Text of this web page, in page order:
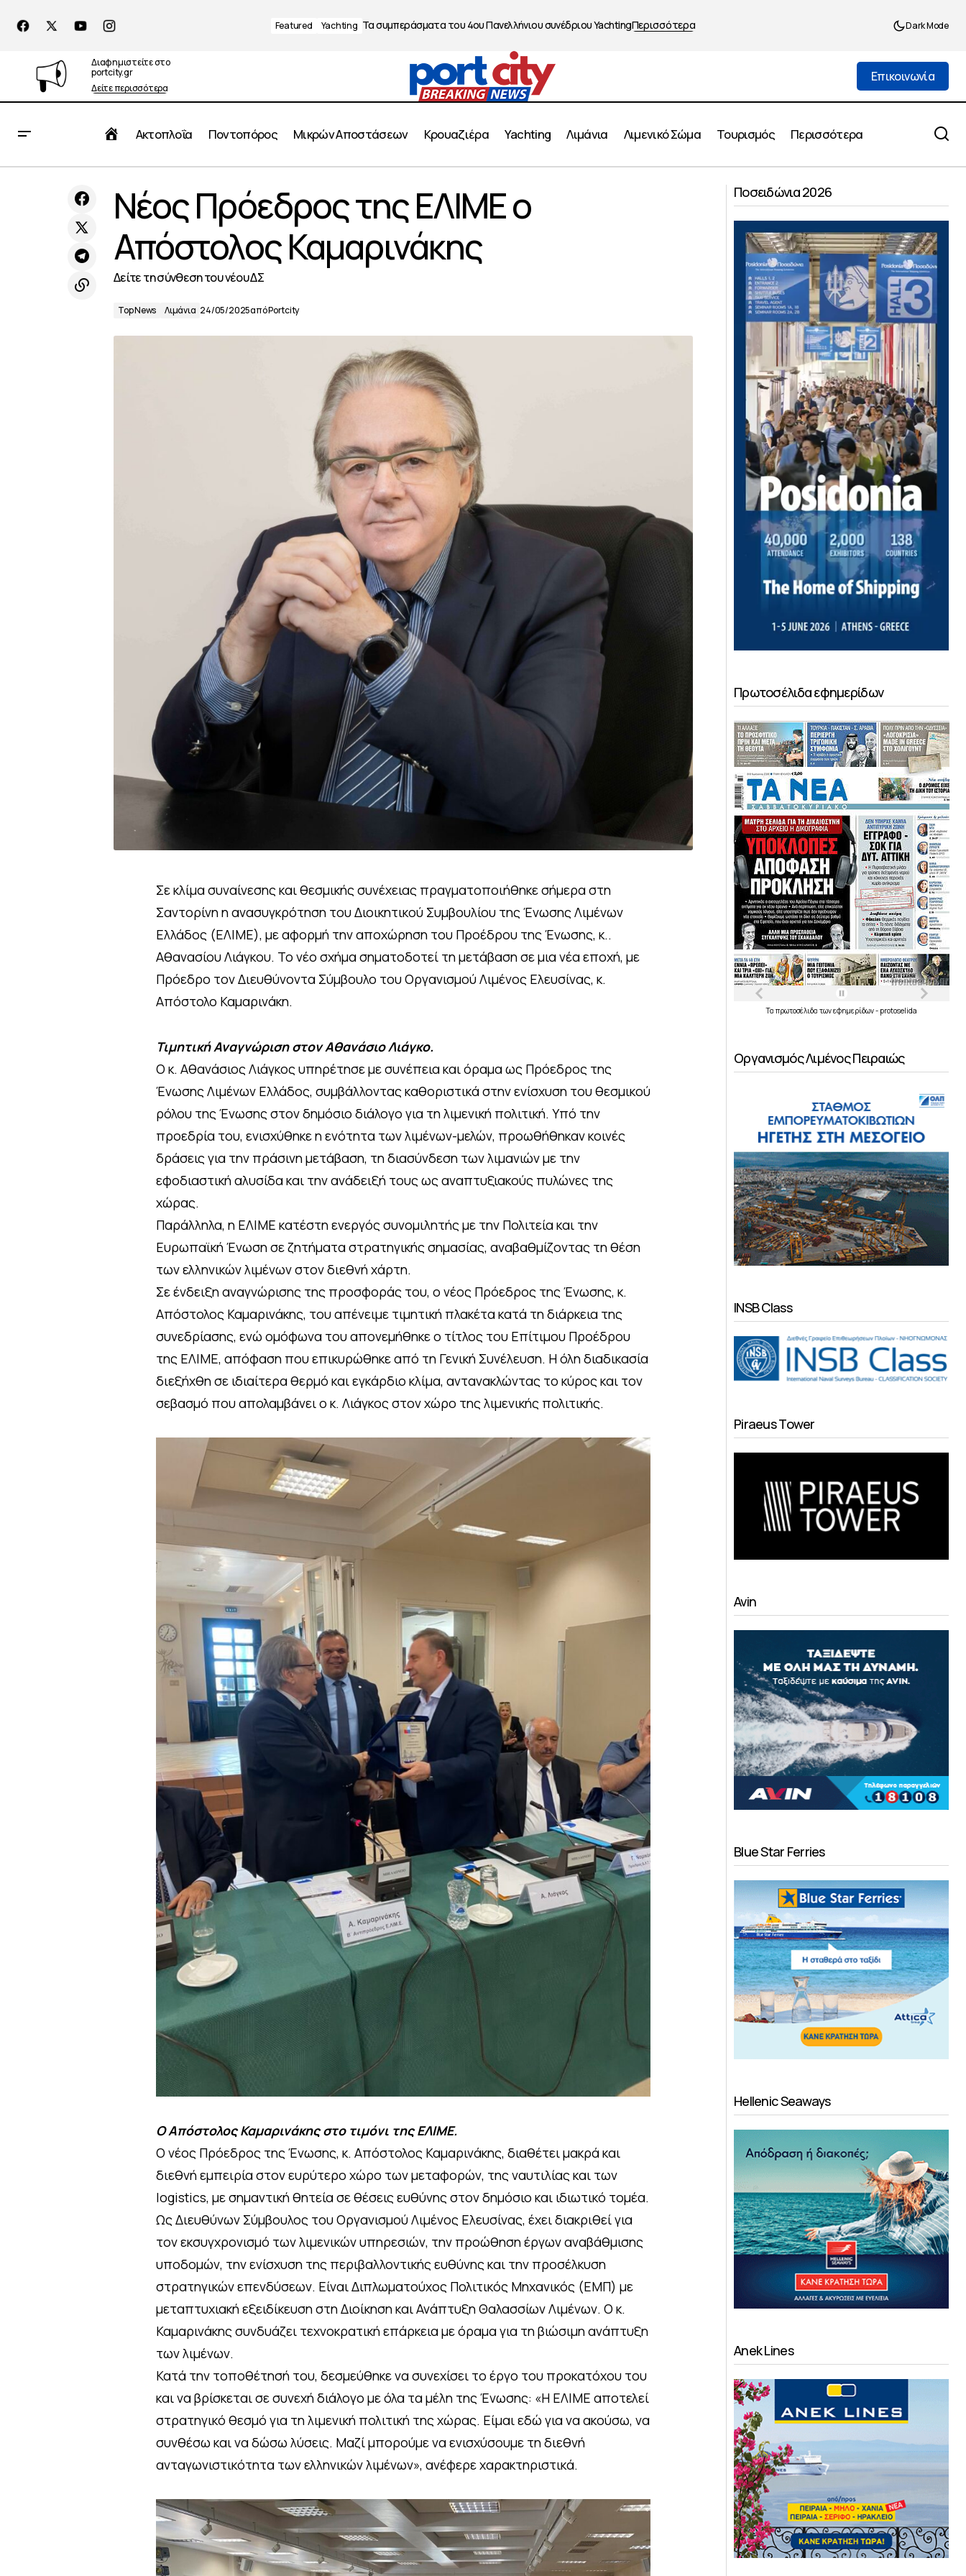
Featured Yachting Τα συμπεράσματα του 4ου Πανελλήνιου συνέδριου YachtingΠερισσότερα Dark Mode
Διαφημιστείτε στο
portcity.gr
Δείτε περισσότερα
Επικοινωνία
Αρχική
Ακτοπλοΐα Ποντοπόρος Μικρών Αποστάσεων Κρουαζιέρα Yachting Λιμάνια Λιμενικό Σώμα Τουρισμός Περισσότερα
προσάραξε σε κήπο σπιτιού
για το κυκλοφοριακό του Πειραιά
Νέος Πρόεδρος της ΕΛΙΜΕ ο
Απόστολος Καμαρινάκης
Δείτε τη σύνθεση του νέου ΔΣ
Top News Λιμάνια 24/05/2025απόPortcity
Σε κλίμα συναίνεσης και θεσμικής συνέχειας πραγματοποιήθηκε σήμερα στη
Σαντορίνη η ανασυγκρότηση του Διοικητικού Συμβουλίου της Ένωσης Λιμένων
Ελλάδος (ΕΛΙΜΕ), με αφορμή την αποχώρηση του Προέδρου της Ένωσης, κ..
Αθανασίου Λιάγκου. Το νέο σχήμα σηματοδοτεί τη μετάβαση σε μια νέα εποχή, με
Πρόεδρο τον Διευθύνοντα Σύμβουλο του Οργανισμού Λιμένος Ελευσίνας, κ.
Απόστολο Καμαρινάκη.
Τιμητική Αναγνώριση στον Αθανάσιο Λιάγκο.
Ο κ. Αθανάσιος Λιάγκος υπηρέτησε με συνέπεια και όραμα ως Πρόεδρος της
Ένωσης Λιμένων Ελλάδος, συμβάλλοντας καθοριστικά στην ενίσχυση του θεσμικού
ρόλου της Ένωσης στον δημόσιο διάλογο για τη λιμενική πολιτική. Υπό την
προεδρία του, ενισχύθηκε η ενότητα των λιμένων-μελών, προωθήθηκαν κοινές
δράσεις για την πράσινη μετάβαση, τη διασύνδεση των λιμανιών με την
εφοδιαστική αλυσίδα και την ανάδειξή τους ως αναπτυξιακούς πυλώνες της
χώρας.
Παράλληλα, η ΕΛΙΜΕ κατέστη ενεργός συνομιλητής με την Πολιτεία και την
Ευρωπαϊκή Ένωση σε ζητήματα στρατηγικής σημασίας, αναβαθμίζοντας τη θέση
των ελληνικών λιμένων στον διεθνή χάρτη.
Σε ένδειξη αναγνώρισης της προσφοράς του, ο νέος Πρόεδρος της Ένωσης, κ.
Απόστολος Καμαρινάκης, του απένειμε τιμητική πλακέτα κατά τη διάρκεια της
συνεδρίασης, ενώ ομόφωνα του απονεμήθηκε ο τίτλος του Επίτιμου Προέδρου
της ΕΛΙΜΕ, απόφαση που επικυρώθηκε από τη Γενική Συνέλευση. Η όλη διαδικασία
διεξήχθη σε ιδιαίτερα θερμό και εγκάρδιο κλίμα, αντανακλώντας το κύρος και τον
σεβασμό που απολαμβάνει ο κ. Λιάγκος στον χώρο της λιμενικής πολιτικής.
Ο Απόστολος Καμαρινάκης στο τιμόνι της ΕΛΙΜΕ.
Ο νέος Πρόεδρος της Ένωσης, κ. Απόστολος Καμαρινάκης, διαθέτει μακρά και
διεθνή εμπειρία στον ευρύτερο χώρο των μεταφορών, της ναυτιλίας και των
logistics, με σημαντική θητεία σε θέσεις ευθύνης στον δημόσιο και ιδιωτικό τομέα.
Ως Διευθύνων Σύμβουλος του Οργανισμού Λιμένος Ελευσίνας, έχει διακριθεί για
τον εκσυγχρονισμό των λιμενικών υπηρεσιών, την προώθηση έργων αναβάθμισης
υποδομών, την ενίσχυση της περιβαλλοντικής ευθύνης και την προσέλκυση
στρατηγικών επενδύσεων. Είναι Διπλωματούχος Πολιτικός Μηχανικός (ΕΜΠ) με
μεταπτυχιακή εξειδίκευση στη Διοίκηση και Ανάπτυξη Θαλασσίων Λιμένων. Ο κ.
Καμαρινάκης συνδυάζει τεχνοκρατική επάρκεια με όραμα για τη βιώσιμη ανάπτυξη
των λιμένων.
Κατά την τοποθέτησή του, δεσμεύθηκε να συνεχίσει το έργο του προκατόχου του
και να βρίσκεται σε συνεχή διάλογο με όλα τα μέλη της Ένωσης: «Η ΕΛΙΜΕ αποτελεί
στρατηγικό θεσμό για τη λιμενική πολιτική της χώρας. Είμαι εδώ για να ακούσω, να
συνθέσω και να δώσω λύσεις. Μαζί μπορούμε να ενισχύσουμε τη διεθνή
ανταγωνιστικότητα των ελληνικών λιμένων», ανέφερε χαρακτηριστικά.
Ποσειδώνια 2026
Πρωτοσέλιδα εφημερίδων
Τα πρωτοσέλιδα τωνεφημερίδων- protoselida
Οργανισμός Λιμένος Πειραιώς
INSB Class
Piraeus Tower
Avin
Blue Star Ferries
Hellenic Seaways
Anek Lines